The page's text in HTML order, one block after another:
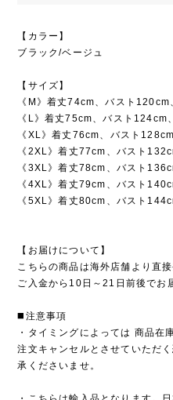
【カラー】
ブラック/ベージュ
【サイズ】
《M》着丈74cm、バスト
《L》着丈75cm、バスト
《XL》着丈76cm、バスト
《2XL》着丈77cm、バスト
《3XL》着丈78cm、バスト
《4XL》着丈79cm、バスト
《5XL》着丈80cm、バスト
【お届けについて】
こちらの商品は海外店舗より直接
ご入金から10日～21日前後でお
◼️注意事項
・タイミングによっては 商品在
注文キャンセルとさせていただ
承くださいませ。